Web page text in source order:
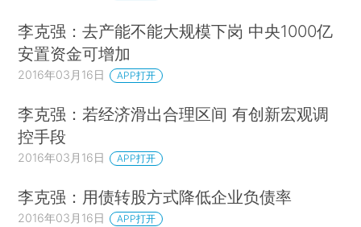
李克强：去产能不能大规模下岗 中央1000亿
安置资金可增加
2016年03月16日 APP打开
李克强：若经济滑出合理区间 有创新宏观调
控手段
2016年03月16日 APP打开
李克强：用债转股方式降低企业负债率
2016年03月16日 APP打开